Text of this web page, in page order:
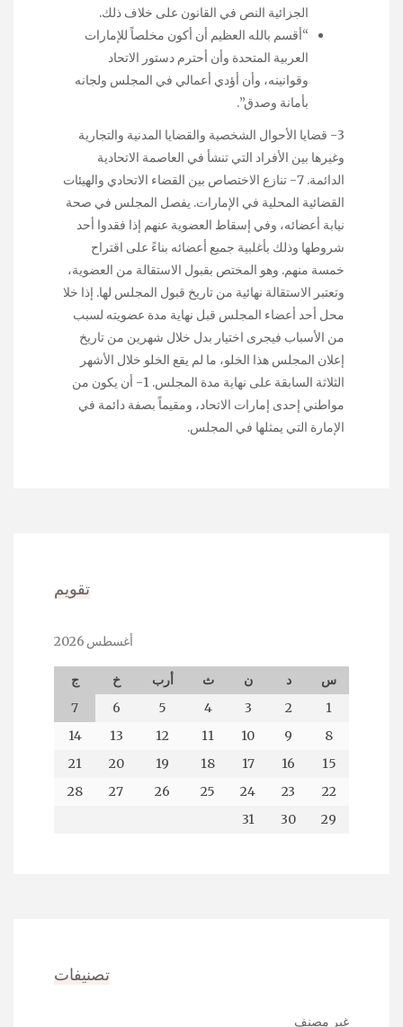
الجزائية النص في القانون على خلاف ذلك.
“أقسم بالله العظيم أن أكون مخلصاً للإمارات
العربية المتحدة وأن أحترم دستور الاتحاد
وقوانينه، وأن أؤدي أعمالي في المجلس ولجانه
بأمانة وصدق”.
3- قضايا الأحوال الشخصية والقضايا المدنية والتجارية
وغيرها بين الأفراد التي تنشأ في العاصمة الاتحادية
الدائمة. 7- تنازع الاختصاص بين القضاء الاتحادي والهيئات
القضائية المحلية في الإمارات. يفصل المجلس في صحة
نيابة أعضائه، وفي إسقاط العضوية عنهم إذا فقدوا أحد
شروطها وذلك بأغلبية جميع أعضائه بناءً على اقتراح
خمسة منهم. وهو المختص بقبول الاستقالة من العضوية،
وتعتبر الاستقالة نهائية من تاريخ قبول المجلس لها. إذا خلا
محل أحد أعضاء المجلس قبل نهاية مدة عضويته لسبب
من الأسباب فيجرى اختيار بدل خلال شهرين من تاريخ
إعلان المجلس هذا الخلو، ما لم يقع الخلو خلال الأشهر
الثلاثة السابقة على نهاية مدة المجلس. 1- أن يكون من
مواطني إحدى إمارات الاتحاد، ومقيماً بصفة دائمة في
الإمارة التي يمثلها في المجلس.
تقويم
أغسطس 2026
س د ن ث أرب خ
ج
1
2
3
4
5
6
7
8
9
10
11
12
13
14
15
16
17
18
19
20
21
22
23
24
25
26
27
28
29
30
31
تصنيفات
غير مصنف